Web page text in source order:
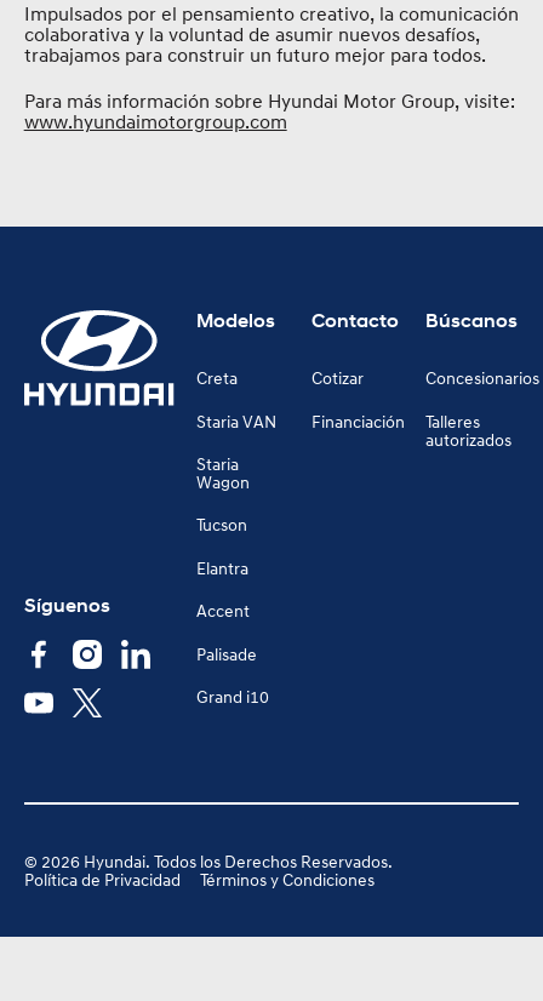
Impulsados por el pensamiento creativo, la comunicación
colaborativa y la voluntad de asumir nuevos desafíos,
trabajamos para construir un futuro mejor para todos.
Para más información sobre Hyundai Motor Group, visite:
www.hyundaimotorgroup.com
Síguenos
Modelos
Creta
Staria VAN
Staria
Wagon
Tucson
Elantra
Accent
Palisade
Grand i10
Contacto
Cotizar
Financiación
Búscanos
Concesionarios
Talleres
autorizados
© 2026Hyundai. Todos los Derechos Reservados.
Política de Privacidad
Términos y Condiciones